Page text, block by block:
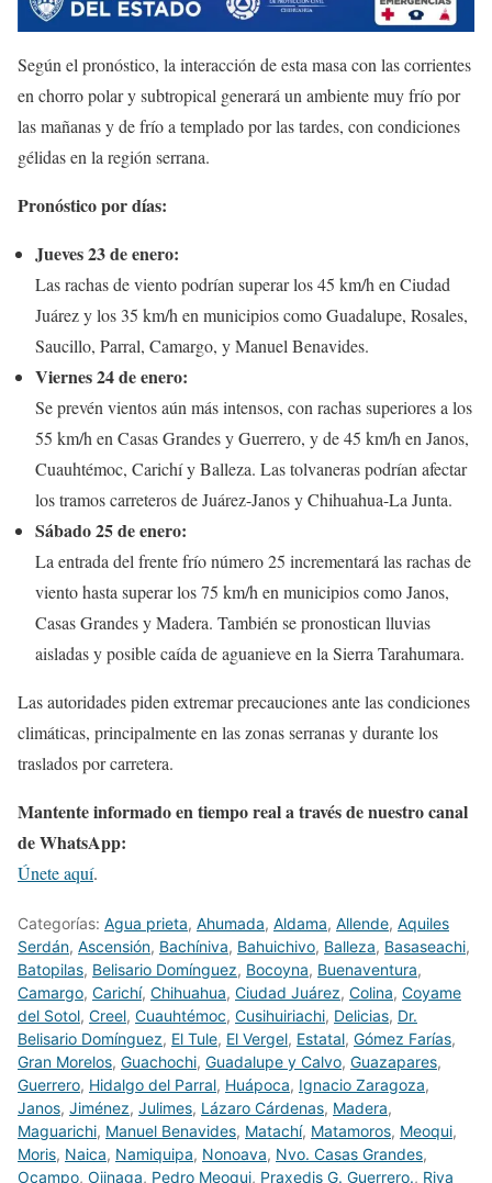
Según el pronóstico, la interacción de esta masa con las corrientes
en chorro polar y subtropical generará un ambiente muy frío por
las mañanas y de frío a templado por las tardes, con condiciones
gélidas en la región serrana.
Pronóstico por días:
Jueves 23 de enero:
Las rachas de viento podrían superar los 45 km/h en Ciudad
Juárez y los 35 km/h en municipios como Guadalupe, Rosales,
Saucillo, Parral, Camargo, y Manuel Benavides.
Viernes 24 de enero:
Se prevén vientos aún más intensos, con rachas superiores a los
55 km/h en Casas Grandes y Guerrero, y de 45 km/h en Janos,
Cuauhtémoc, Carichí y Balleza. Las tolvaneras podrían afectar
los tramos carreteros de Juárez-Janos y Chihuahua-La Junta.
Sábado 25 de enero:
La entrada del frente frío número 25 incrementará las rachas de
viento hasta superar los 75 km/h en municipios como Janos,
Casas Grandes y Madera. También se pronostican lluvias
aisladas y posible caída de aguanieve en la Sierra Tarahumara.
Las autoridades piden extremar precauciones ante las condiciones
climáticas, principalmente en las zonas serranas y durante los
traslados por carretera.
Mantente informado en tiempo real a través de nuestro canal
de WhatsApp:
Únete aquí.
Categorías: Agua prieta, Ahumada, Aldama, Allende, Aquiles
Serdán, Ascensión, Bachíniva, Bahuichivo, Balleza, Basaseachi,
Batopilas, Belisario Domínguez, Bocoyna, Buenaventura,
Camargo, Carichí, Chihuahua, Ciudad Juárez, Colina, Coyame
del Sotol, Creel, Cuauhtémoc, Cusihuiriachi, Delicias, Dr.
Belisario Domínguez, El Tule, El Vergel, Estatal, Gómez Farías,
Gran Morelos, Guachochi, Guadalupe y Calvo, Guazapares,
Guerrero, Hidalgo del Parral, Huápoca, Ignacio Zaragoza,
Janos, Jiménez, Julimes, Lázaro Cárdenas, Madera,
Maguarichi, Manuel Benavides, Matachí, Matamoros, Meoqui,
Moris, Naica, Namiquipa, Nonoava, Nvo. Casas Grandes,
Ocampo, Ojinaga, Pedro Meoqui, Praxedis G. Guerrero., Riva